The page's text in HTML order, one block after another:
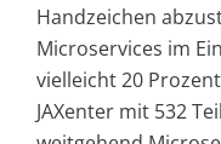
Handzeichen
Microservices im
vielleicht 20
JAXenter mit 532